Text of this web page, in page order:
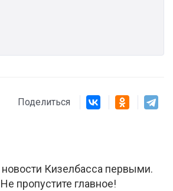
Поделиться
Кизелбасса первыми.
пропустите главное!